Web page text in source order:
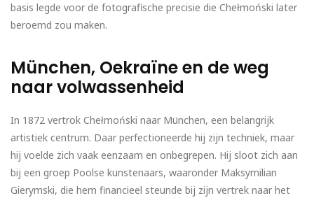
basis legde voor de fotografische precisie die Chełmoński later
beroemd zou maken.
München, Oekraïne en de weg
naar volwassenheid
In 1872 vertrok Chełmoński naar München, een belangrijk
artistiek centrum. Daar perfectioneerde hij zijn techniek, maar
hij voelde zich vaak eenzaam en onbegrepen. Hij sloot zich aan
bij een groep Poolse kunstenaars, waaronder Maksymilian
Gierymski, die hem financieel steunde bij zijn vertrek naar het